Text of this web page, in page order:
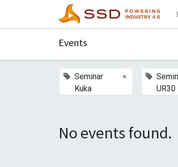
Events
Seminar
Kuka
×
UR30
No events found.